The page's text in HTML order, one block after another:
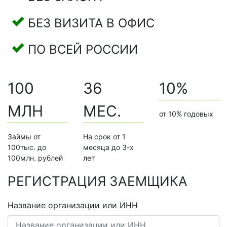
БЕЗ ВИЗИТА В ОФИС
ПО ВСЕЙ РОССИИ
100
МЛН
Займы от
100тыс. до
100млн. рублей
36
МЕС.
На срок от 1
месяца до 3-х
лет
10%
от 10% годовых
РЕГИСТРАЦИЯ ЗАЕМЩИКА
Название организации или ИНН